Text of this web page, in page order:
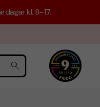
kl. 8–17.